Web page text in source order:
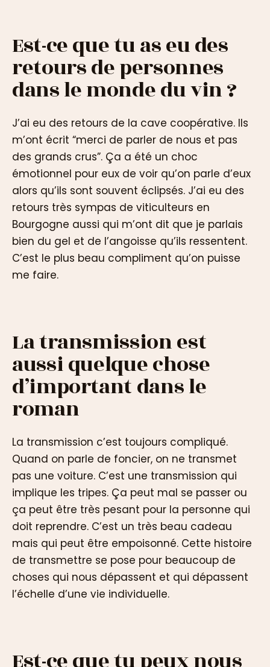
Est-ce que tu as eu des
retours de personnes
dans le monde du vin ?
J’ai eu des retours de la cave coopérative. Ils
m’ont écrit “merci de parler de nous et pas
des grands crus”. Ça a été un choc
émotionnel pour eux de voir qu’on parle d’eux
alors qu’ils sont souvent éclipsés. J’ai eu des
retours très sympas de viticulteurs en
Bourgogne aussi qui m’ont dit que je parlais
bien du gel et de l’angoisse qu’ils ressentent.
C’est le plus beau compliment qu’on puisse
me faire.
La transmission est
aussi quelque chose
d’important dans le
roman
La transmission c’est toujours compliqué.
Quand on parle de foncier, on ne transmet
pas une voiture. C’est une transmission qui
implique les tripes. Ça peut mal se passer ou
ça peut être très pesant pour la personne qui
doit reprendre. C’est un très beau cadeau
mais qui peut être empoisonné. Cette histoire
de transmettre se pose pour beaucoup de
choses qui nous dépassent et qui dépassent
l’échelle d’une vie individuelle.